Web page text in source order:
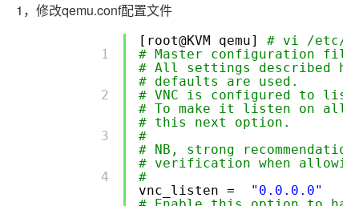
1，修改qemu.conf配置文件
        1
        2
        3
        4
[root@KVM qemu]
# vi /etc/
# Master configuration file
# All settings described
# defaults are used.
# VNC is configured to
# To make it listen on all
# this next option.
#
# NB, strong
# verification when
#
vnc_listen =
"0.0.0.0"